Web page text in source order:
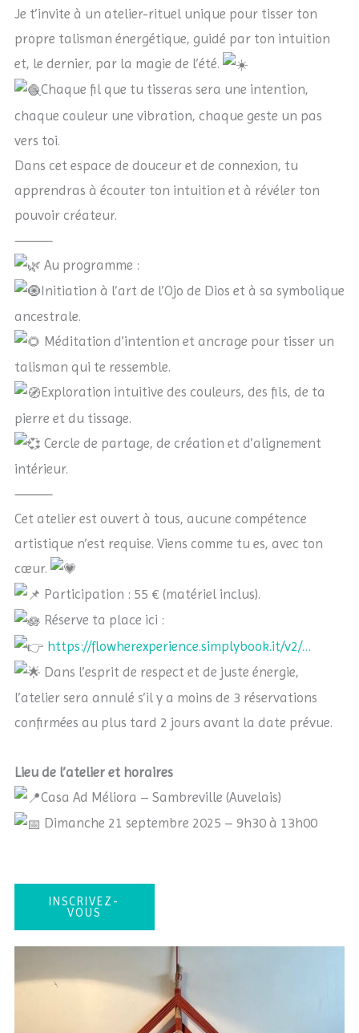
Je t’invite à un atelier-rituel unique pour tisser ton
propre talisman énergétique, guidé par ton intuition
et, le dernier, par la magie de l’été.
Chaque fil que tu tisseras sera une intention,
chaque couleur une vibration, chaque geste un pas
vers toi.
Dans cet espace de douceur et de connexion, tu
apprendras à écouter ton intuition et à révéler ton
pouvoir créateur.
⸻
Au programme :
Initiation à l’art de l’Ojo de Dios et à sa symbolique
ancestrale.
Méditation d’intention et ancrage pour tisser un
talisman qui te ressemble.
Exploration intuitive des couleurs, des fils, de ta
pierre et du tissage.
Cercle de partage, de création et d’alignement
intérieur.
⸻
Cet atelier est ouvert à tous, aucune compétence
artistique n’est requise. Viens comme tu es, avec ton
cœur.
Participation : 55 € (matériel inclus).
Réserve ta place ici :
https://flowherexperience.simplybook.it/v2/…
Dans l’esprit de respect et de juste énergie,
l’atelier sera annulé s’il y a moins de 3 réservations
confirmées au plus tard 2 jours avant la date prévue.
Lieu de l’atelier et horaires
Casa Ad Méliora – Sambreville (Auvelais)
Dimanche 21 septembre 2025 – 9h30 à 13h00
INSCRIVEZ-
VOUS